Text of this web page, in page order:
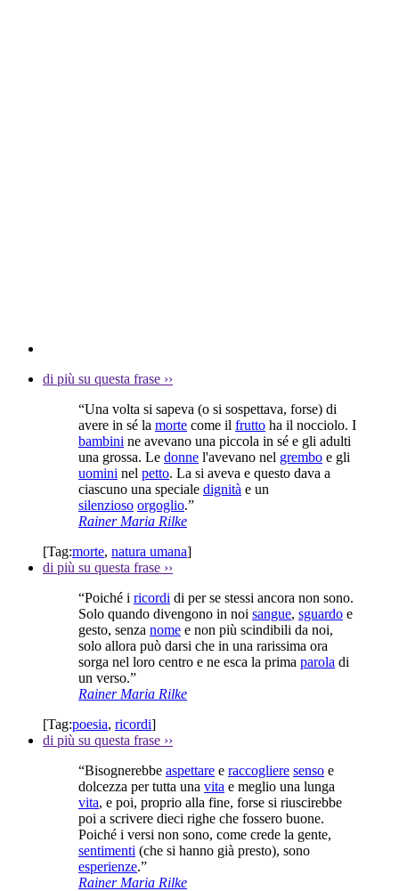
di più su questa frase ››
“Una volta si sapeva (o si sospettava, forse) di
avere in sé la morte come il frutto ha il nocciolo. I
bambini ne avevano una piccola in sé e gli adulti
una grossa. Le donne l'avevano nel grembo e gli
uomini nel petto. La si aveva e questo dava a
ciascuno una speciale dignità e un
silenzioso orgoglio.”
Rainer Maria Rilke
[Tag:morte, natura umana]
di più su questa frase ››
“Poiché i ricordi di per se stessi ancora non sono.
Solo quando divengono in noi sangue, sguardo e
gesto, senza nome e non più scindibili da noi,
solo allora può darsi che in una rarissima ora
sorga nel loro centro e ne esca la prima parola di
un verso.”
Rainer Maria Rilke
[Tag:poesia, ricordi]
di più su questa frase ››
“Bisognerebbe aspettare e raccogliere senso e
dolcezza per tutta una vita e meglio una lunga
vita, e poi, proprio alla fine, forse si riuscirebbe
poi a scrivere dieci righe che fossero buone.
Poiché i versi non sono, come crede la gente,
sentimenti (che si hanno già presto), sono
esperienze.”
Rainer Maria Rilke